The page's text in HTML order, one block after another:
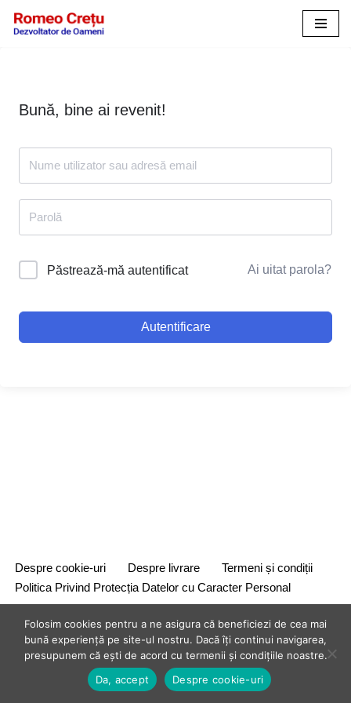
Bună, bine ai revenit!
Păstrează-mă autentificat Ai uitat parola?
Autentificare
Despre cookie-uri Despre livrare
Termeni și condiții
Politica Privind Protecția Datelor cu Caracter Personal
{site_title} {current_year}
Folosim cookies pentru a ne asigura că beneficiezi de cea mai
bună experiență pe site-ul nostru. Dacă îți continui navigarea,
presupunem că ești de acord cu termenii și condițiile noastre.
Da, accept
Despre cookie-uri